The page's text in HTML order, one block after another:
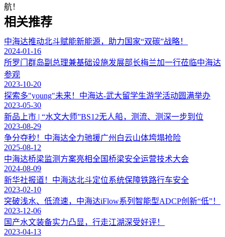
航！
相关推荐
中海达推动北斗赋能新能源，助力国家“双碳”战略！
2024-01-16
所罗门群岛副总理兼基础设施发展部长梅兰加一行莅临中海达
参观
2023-10-20
探索多"young"未来！中海达-武大留学生游学活动圆满举办
2023-05-30
新品上市 | “水文大师”BS12无人船，测流、测深一步到位
2023-08-29
争分夺秒！中海达全力驰援广州白云山体垮塌抢险
2025-08-12
中海达桥梁监测方案亮相全国桥梁安全运营技术大会
2024-08-09
新华社报道！中海达北斗定位系统保障铁路行车安全
2023-02-10
突破浅水、低流速，中海达iFlow系列智能型ADCP创新“低”！
2023-12-06
国产水文装备实力凸显，行走江湖深受好评！
2023-04-13